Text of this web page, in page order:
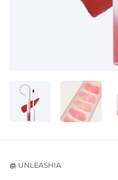
store UNLEASHIA